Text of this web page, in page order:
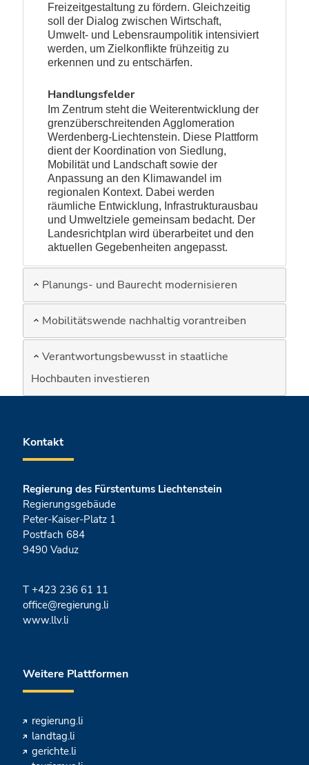
Freizeitgestaltung zu fördern. Gleichzeitig
soll der Dialog zwischen Wirtschaft,
Umwelt- und Lebensraumpolitik intensiviert
werden, um Zielkonflikte frühzeitig zu
erkennen und zu entschärfen.
Handlungsfelder
Im Zentrum steht die Weiterentwicklung der
grenzüberschreitenden Agglomeration
Werdenberg-Liechtenstein. Diese Plattform
dient der Koordination von Siedlung,
Mobilität und Landschaft sowie der
Anpassung an den Klimawandel im
regionalen Kontext. Dabei werden
räumliche Entwicklung, Infrastrukturausbau
und Umweltziele gemeinsam bedacht. Der
Landesrichtplan wird überarbeitet und den
aktuellen Gegebenheiten angepasst.
Planungs- und Baurecht modernisieren
Mobilitätswende nachhaltig vorantreiben
Verantwortungsbewusst in staatliche
Hochbauten investieren
Kontakt
Regierung des Fürstentums Liechtenstein
Regierungsgebäude
Peter-Kaiser-Platz 1
Postfach 684
9490 Vaduz
T +423 236 61 11
office@regierung.li
www.llv.li
Weitere Plattformen
regierung.li
landtag.li
gerichte.li